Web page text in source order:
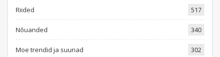
Riided 517
Nõuanded 340
Moe trendid ja suunad 302